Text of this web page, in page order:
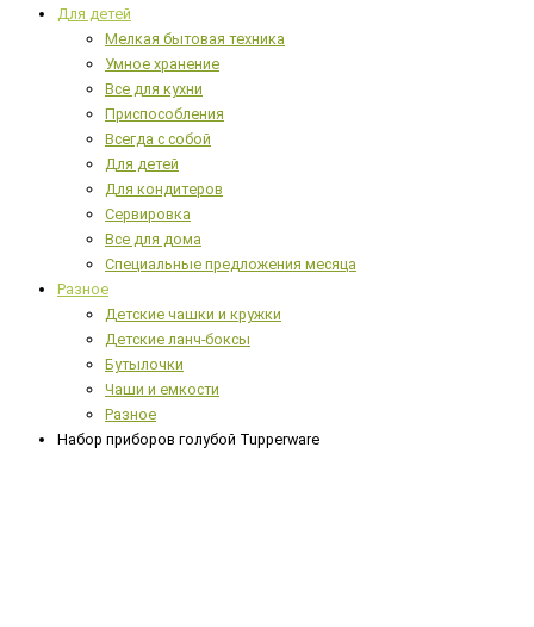
Для детей
Мелкая бытовая техника
Умное хранение
Все для кухни
Приспособления
Всегда с собой
Для детей
Для кондитеров
Сервировка
Все для дома
Специальные предложения месяца
Разное
Детские чашки и кружки
Детские ланч-боксы
Бутылочки
Чаши и емкости
Разное
Набор приборов голубой Tupperware